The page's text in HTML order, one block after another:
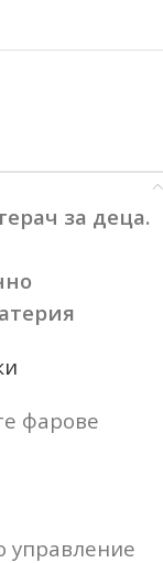
за деца.
фарове
управление